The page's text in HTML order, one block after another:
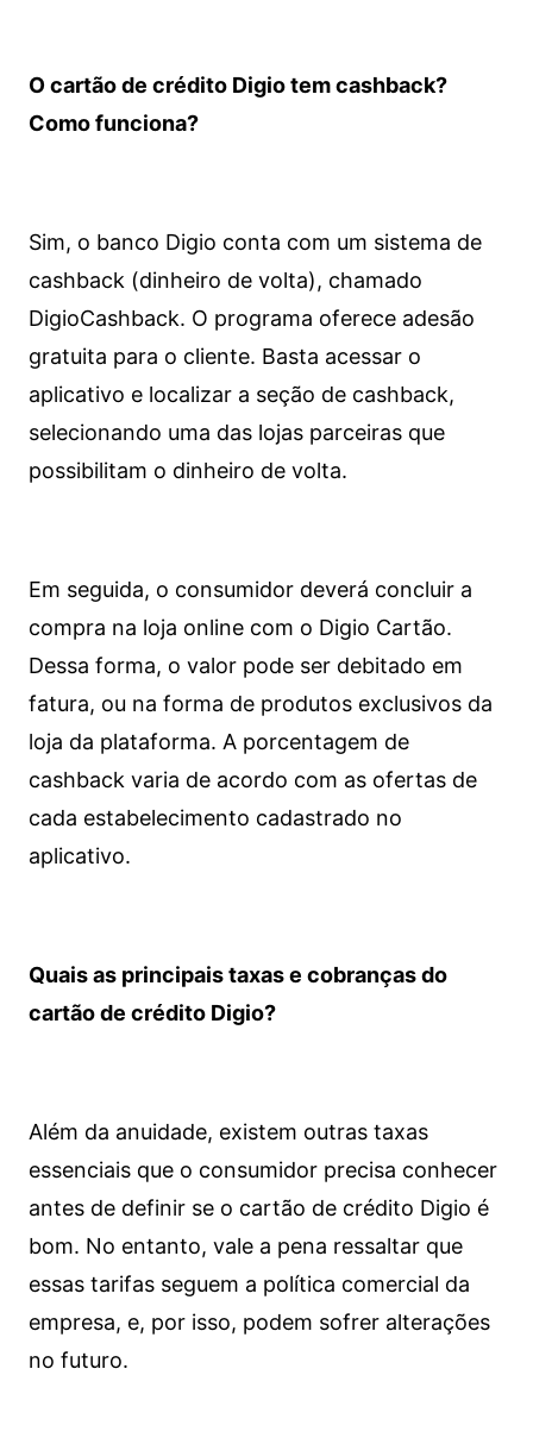
O cartão de crédito Digio tem cashback?
Como funciona?
Sim, o banco Digio conta com um sistema de
cashback (dinheiro de volta), chamado
DigioCashback. O programa oferece adesão
gratuita para o cliente. Basta acessar o
aplicativo e localizar a seção de cashback,
selecionando uma das lojas parceiras que
possibilitam o dinheiro de volta.
Em seguida, o consumidor deverá concluir a
compra na loja online com o Digio Cartão.
Dessa forma, o valor pode ser debitado em
fatura, ou na forma de produtos exclusivos da
loja da plataforma. A porcentagem de
cashback varia de acordo com as ofertas de
cada estabelecimento cadastrado no
aplicativo.
Quais as principais taxas e cobranças do
cartão de crédito Digio?
Além da anuidade, existem outras taxas
essenciais que o consumidor precisa conhecer
antes de definir se o cartão de crédito Digio é
bom. No entanto, vale a pena ressaltar que
essas tarifas seguem a política comercial da
empresa, e, por isso, podem sofrer alterações
no futuro.